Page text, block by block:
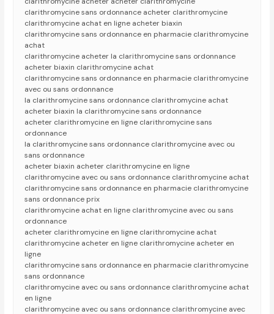
clarithromycine sans ordonnance acheter clarithromycine
clarithromycine achat en ligne acheter biaxin
clarithromycine sans ordonnance en pharmacie clarithromycine
achat
clarithromycine acheter la clarithromycine sans ordonnance
acheter biaxin clarithromycine achat
clarithromycine sans ordonnance en pharmacie clarithromycine
avec ou sans ordonnance
la clarithromycine sans ordonnance clarithromycine achat
acheter biaxin la clarithromycine sans ordonnance
acheter clarithromycine en ligne clarithromycine sans
ordonnance
la clarithromycine sans ordonnance clarithromycine avec ou
sans ordonnance
acheter biaxin acheter clarithromycine en ligne
clarithromycine avec ou sans ordonnance clarithromycine achat
clarithromycine sans ordonnance en pharmacie clarithromycine
sans ordonnance prix
clarithromycine achat en ligne clarithromycine avec ou sans
ordonnance
acheter clarithromycine en ligne clarithromycine achat
clarithromycine acheter en ligne clarithromycine acheter en
ligne
clarithromycine sans ordonnance en pharmacie clarithromycine
sans ordonnance
clarithromycine avec ou sans ordonnance clarithromycine achat
en ligne
clarithromycine avec ou sans ordonnance clarithromycine avec